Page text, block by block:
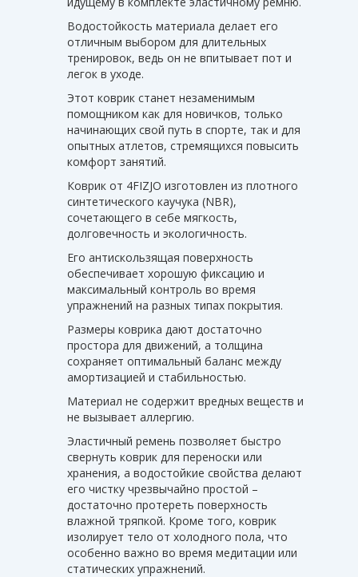
Водостойкость материала делает его
отличным выбором для длительных
тренировок, ведь он не впитывает пот и
легок в уходе.
Этот коврик станет незаменимым
помощником как для новичков, только
начинающих свой путь в спорте, так и для
опытных атлетов, стремящихся повысить
комфорт занятий.
Коврик от 4FIZJO изготовлен из плотного
синтетического каучука (NBR),
сочетающего в себе мягкость,
долговечность и экологичность.
Его антискользящая поверхность
обеспечивает хорошую фиксацию и
максимальный контроль во время
упражнений на разных типах покрытия.
Размеры коврика дают достаточно
простора для движений, а толщина
сохраняет оптимальный баланс между
амортизацией и стабильностью.
Материал не содержит вредных веществ и
не вызывает аллергию.
Эластичный ремень позволяет быстро
свернуть коврик для переноски или
хранения, а водостойкие свойства делают
его чистку чрезвычайно простой –
достаточно протереть поверхность
влажной тряпкой. Кроме того, коврик
изолирует тело от холодного пола, что
особенно важно во время медитации или
статических упражнений.